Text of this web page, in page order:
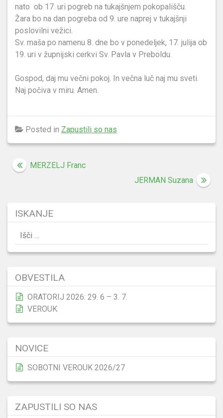
nato ob 17. uri pogreb na tukajšnjem pokopališču.
Žara bo na dan pogreba od 9. ure naprej v tukajšnji
poslovilni vežici.
Sv. maša po namenu 8. dne bo v ponedeljek, 17. julija ob
19. uri v župnijski cerkvi Sv. Pavla v Preboldu.
Gospod, daj mu večni pokoj. In večna luč naj mu sveti.
Naj počiva v miru. Amen.
Posted in Zapustili so nas
Navigacija
MERZELJ Franc
JERMAN Suzana
ISKANJE
Išči:
OBVESTILA
ORATORIJ 2026: 29. 6 – 3. 7.
VEROUK
NOVICE
SOBOTNI VEROUK 2026/27
ZAPUSTILI SO NAS